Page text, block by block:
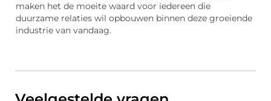
maken het de moeite waard voor iedereen die
duurzame relaties wil opbouwen binnen deze groeiende
industrie van vandaag.